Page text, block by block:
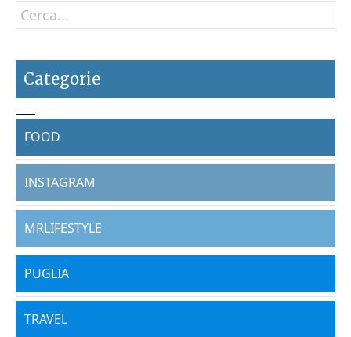
Categorie
FOOD
INSTAGRAM
MRLIFESTYLE
PUGLIA
TRAVEL